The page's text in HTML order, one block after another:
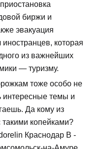
биржи и
эвакуация
иностранцев, которая
из важнейших
— туризму.
тоже особо не
интересные темы и
Да кому из
такими копейками?
Краснодар В -